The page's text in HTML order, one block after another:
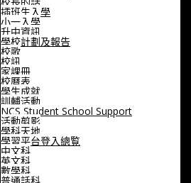
插班生入學
小一入學
升中資訊
學校計劃及報告
校歌
校訊
家課冊
校曆表
學生成就
訓輔活動
NCS Student School Support
活動剪影
學科天地
學習平台登入總覧
中文科
英文科
數學科